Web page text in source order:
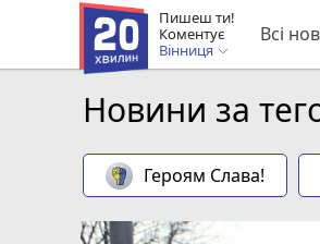
Пишеш ти!
Коментує
Вінниця
Всі
Новини за
Героям Слава!